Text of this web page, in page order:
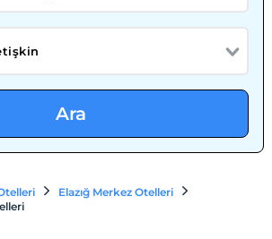
Ara
Elazığ Merkez Otelleri